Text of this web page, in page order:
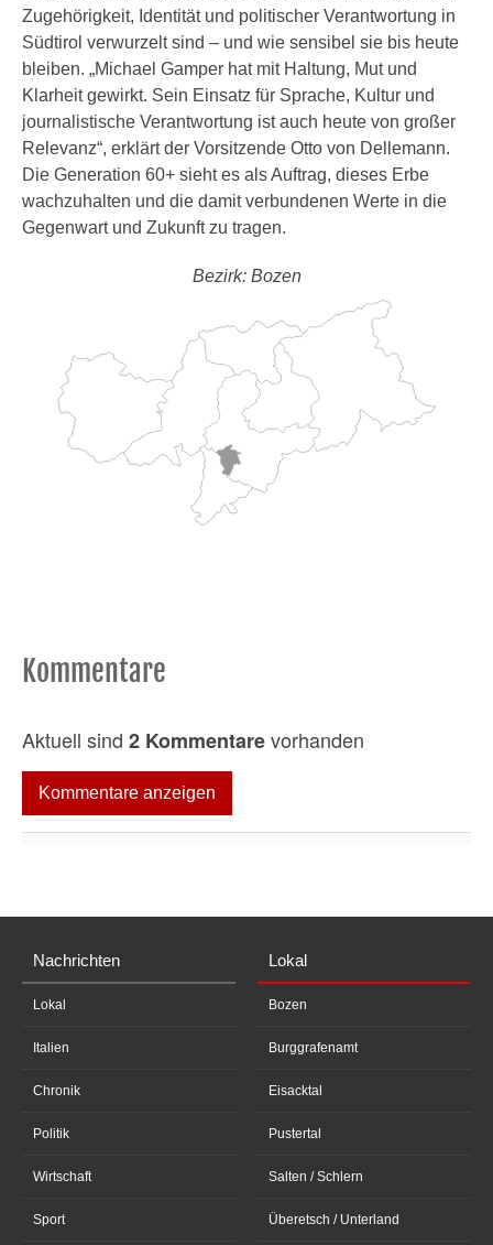
Zugehörigkeit, Identität und politischer Verantwortung in
Südtirol verwurzelt sind – und wie sensibel sie bis heute
bleiben. „Michael Gamper hat mit Haltung, Mut und
Klarheit gewirkt. Sein Einsatz für Sprache, Kultur und
journalistische Verantwortung ist auch heute von großer
Relevanz“, erklärt der Vorsitzende Otto von Dellemann.
Die Generation 60+ sieht es als Auftrag, dieses Erbe
wachzuhalten und die damit verbundenen Werte in die
Gegenwart und Zukunft zu tragen.
Bezirk: Bozen
Kommentare
Aktuell sind 2 Kommentarevorhanden
Kommentare anzeigen
Nachrichten
Lokal
Italien
Chronik
Politik
Wirtschaft
Sport
Lokal
Bozen
Burggrafenamt
Eisacktal
Pustertal
Salten / Schlern
Überetsch / Unterland